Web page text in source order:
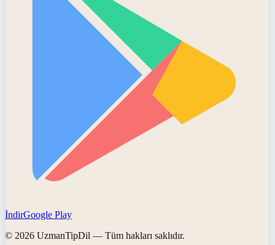
İndirGoogle Play
© 2026 UzmanTipDil — Tüm hakları saklıdır.